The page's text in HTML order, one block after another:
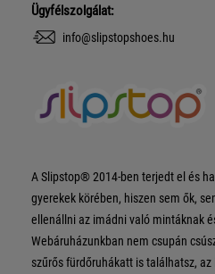
Ügyfélszolgálat:
info@slipstopshoes.hu
A Slipstop® 2014-ben terjedt el és
gyerekek körében, hiszen sem ők,
ellenállni az imádni való mintáknak
Webáruházunkban nem csupán
szűrős fürdőruhákatt is találhatsz,